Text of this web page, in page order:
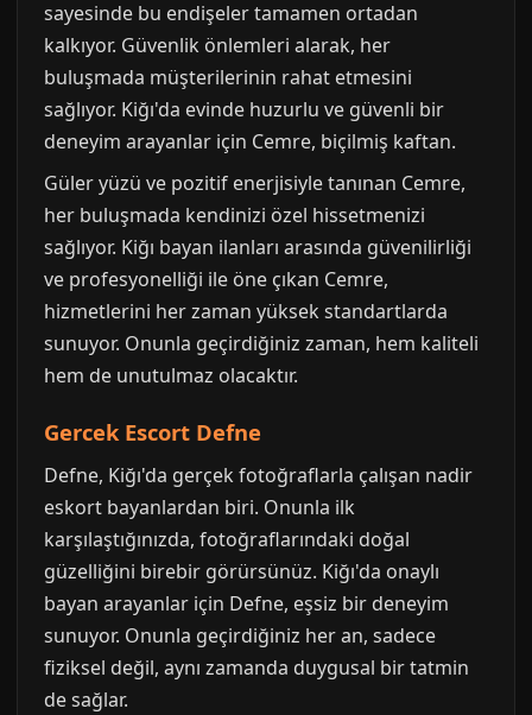
sayesinde bu endişeler tamamen ortadan
kalkıyor. Güvenlik önlemleri alarak, her
buluşmada müşterilerinin rahat etmesini
sağlıyor. Kiğı'da evinde huzurlu ve güvenli bir
deneyim arayanlar için Cemre, biçilmiş kaftan.
Güler yüzü ve pozitif enerjisiyle tanınan Cemre,
her buluşmada kendinizi özel hissetmenizi
sağlıyor. Kiğı bayan ilanları arasında güvenilirliği
ve profesyonelliği ile öne çıkan Cemre,
hizmetlerini her zaman yüksek standartlarda
sunuyor. Onunla geçirdiğiniz zaman, hem kaliteli
hem de unutulmaz olacaktır.
Gercek Escort Defne
Defne, Kiğı'da gerçek fotoğraflarla çalışan nadir
eskort bayanlardan biri. Onunla ilk
karşılaştığınızda, fotoğraflarındaki doğal
güzelliğini birebir görürsünüz. Kiğı'da onaylı
bayan arayanlar için Defne, eşsiz bir deneyim
sunuyor. Onunla geçirdiğiniz her an, sadece
fiziksel değil, aynı zamanda duygusal bir tatmin
de sağlar.